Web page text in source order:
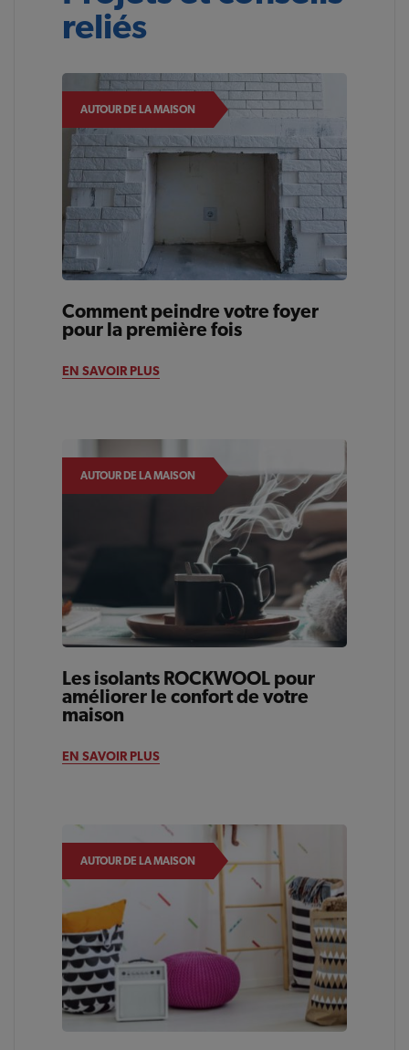
reliés
AUTOUR DE LA MAISON
Comment peindre votre foyer
pour la première fois
EN SAVOIR PLUS
AUTOUR DE LA MAISON
Les isolants ROCKWOOL pour
améliorer le confort de votre
maison
EN SAVOIR PLUS
AUTOUR DE LA MAISON